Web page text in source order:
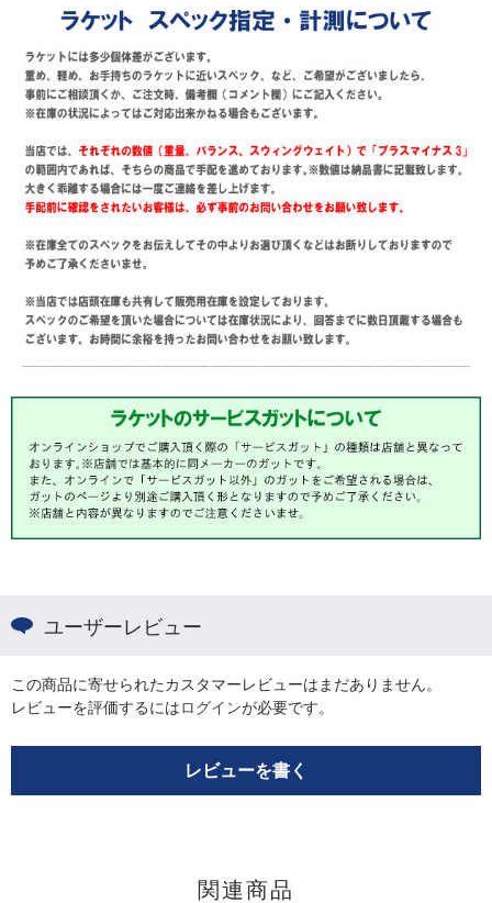
ユーザーレビュー
この商品に寄せられたカスタマーレビューはまだありません。
レビューを評価するにはログインが必要です。
レビューを書く
関連商品